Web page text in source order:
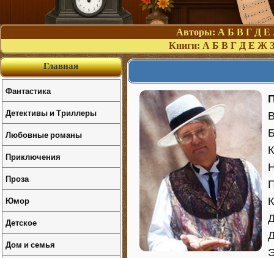
Авторы: А Б В Г Д Е
Книги: А Б В Г Д Е Ж З
Главная
Фантастика
Детективы и Триллеры
Любовные романы
Приключения
Проза
Юмор
Детское
Дом и семья